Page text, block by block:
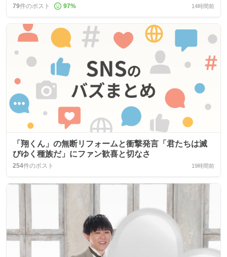
79件のポスト 97% 14時間前
「翔くん」の無断リフォームと衝撃発言「君たちは滅
びゆく種族だ」にファン歓喜と切なさ
254件のポスト 19時間前